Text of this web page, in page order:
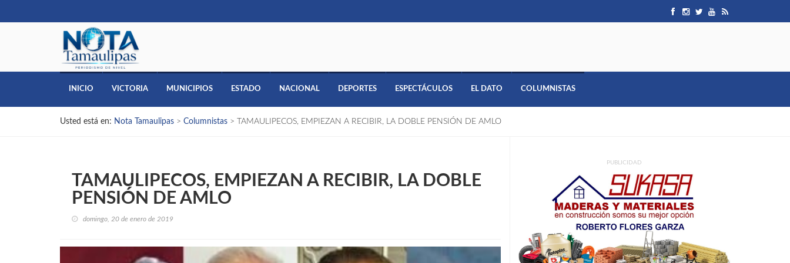
INICIO VICTORIA MUNICIPIOS ESTADO NACIONAL DEPORTES ESPECTÁCULOS EL DATO COLUMNISTAS
Usted está en: Nota Tamaulipas > Columnistas > TAMAULIPECOS, EMPIEZAN A RECIBIR, LA DOBLE PENSIÓN DE AMLO
TAMAULIPECOS, EMPIEZAN A RECIBIR, LA DOBLE
PENSIÓN DE AMLO
domingo, 20 de enero de 2019
PUBLICIDAD